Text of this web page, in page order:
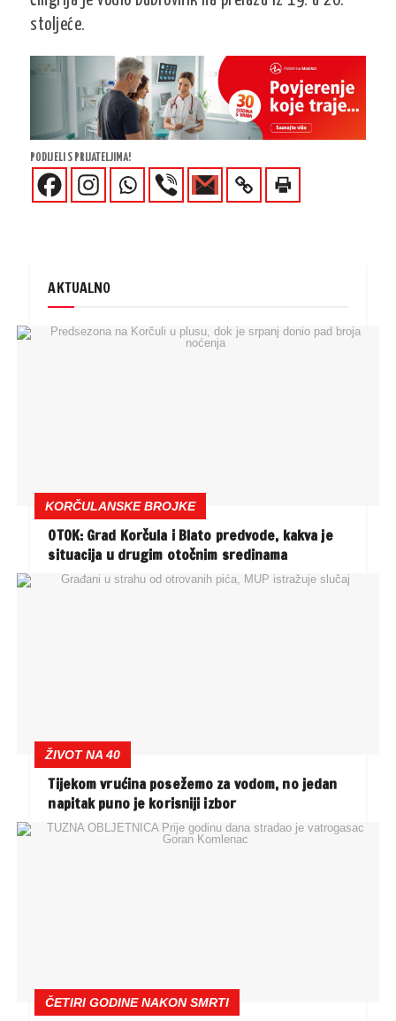
stoljeće.
PODIJELI S PRIJATELJIMA!
AKTUALNO
KORČULANSKE BROJKE
OTOK: Grad Korčula i Blato predvode, kakva je
situacija u drugim otočnim sredinama
ŽIVOT NA 40
Tijekom vrućina posežemo za vodom, no jedan
napitak puno je korisniji izbor
ČETIRI GODINE NAKON SMRTI